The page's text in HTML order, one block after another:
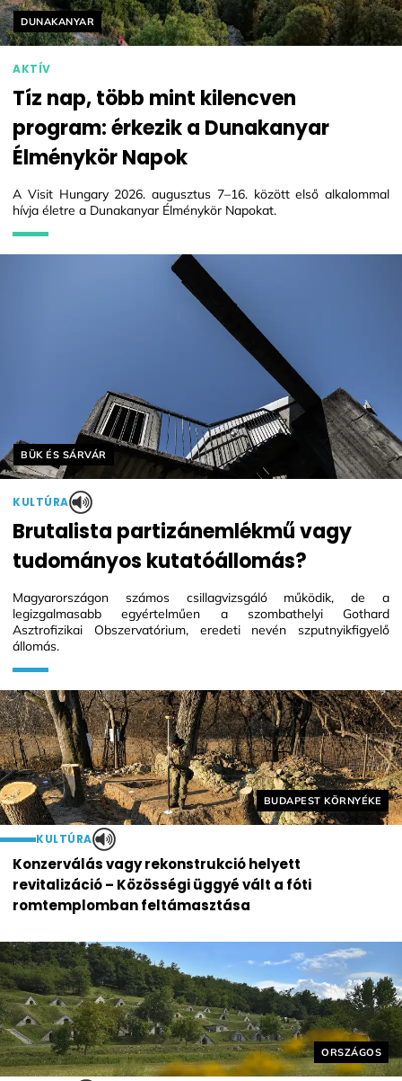
Helyszín címkék:
DUNAKANYAR
AKTÍV
Tíz nap, több mint kilencven
program: érkezik a Dunakanyar
Élménykör Napok
A Visit Hungary 2026. augusztus 7–16. között első alkalommal
hívja életre a Dunakanyar Élménykör Napokat.
Helyszín címkék:
BUDAPEST KÖRNYÉKE
KULTÚRA
Konzerválás vagy rekonstrukció helyett
revitalizáció – Közösségi üggyé vált a fóti
romtemplomban feltámasztása
Helyszín címkék:
BÜK ÉS SÁRVÁR
KULTÚRA
Brutalista partizánemlékmű vagy
tudományos kutatóállomás?
Magyarországon számos csillagvizsgáló működik, de a
legizgalmasabb egyértelműen a szombathelyi Gothard
Asztrofizikai Obszervatórium, eredeti nevén szputnyikfigyelő
állomás.
Helyszín
ORSZÁGOS